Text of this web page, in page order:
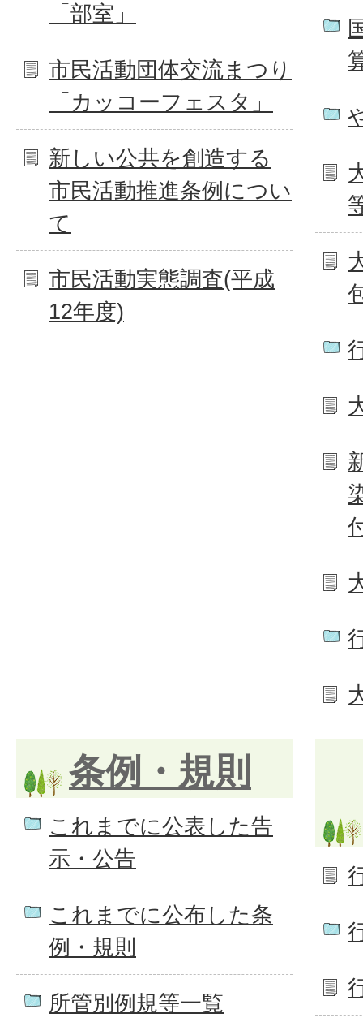
「部室」
市民活動団体交流まつり
「カッコーフェスタ」
新しい公共を創造する
市民活動推進条例につい
て
市民活動実態調査(平成
12年度)
条例・規則
これまでに公表した告
示・公告
これまでに公布した条
例・規則
所管別例規等一覧